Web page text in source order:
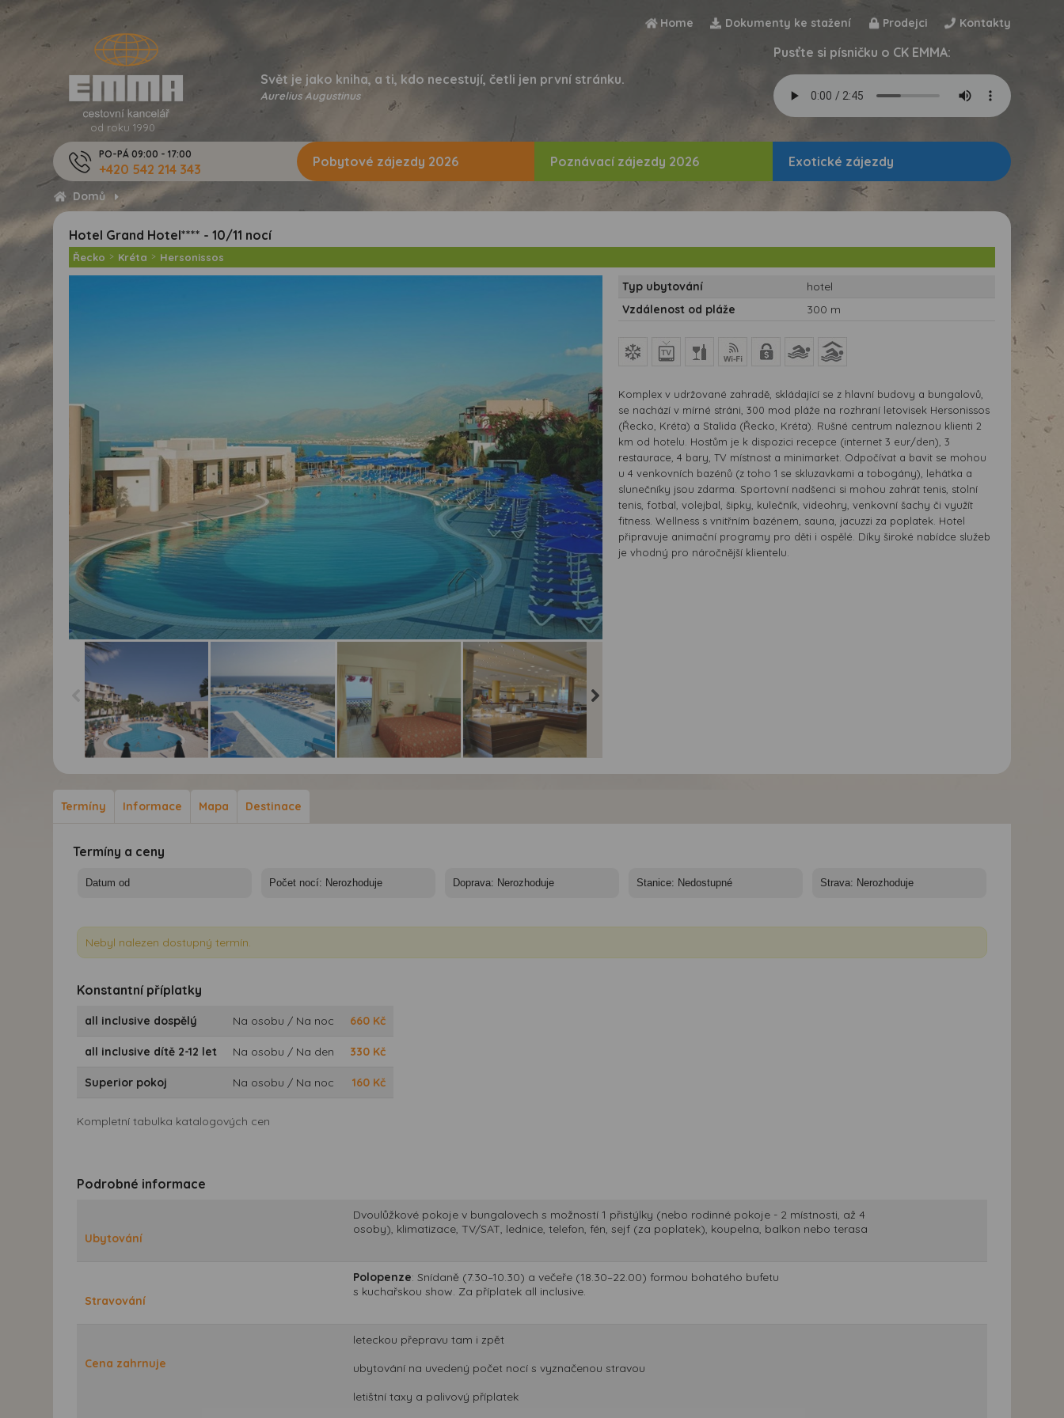
Home Dokumenty ke stažení Prodejci Kontakty
od roku 1990
Svět je jako kniha, a ti, kdo necestují, četli jen první stránku.
Aurelius Augustinus
Pusťte si písničku o CK EMMA:
PO-PÁ 09:00 - 17:00
+420 542 214 343
Domů
Pobytové zájezdy 2026 Poznávací zájezdy 2026 Exotické zájezdy
Hotel Grand Hotel**** - 10/11 nocí
Řecko > Kréta > Hersonissos
Typ ubytování
hotel
Vzdálenost od pláže
300 m
Komplex v udržované zahradě, skládající se z hlavní budovy a bungalovů,
se nachází v mírné stráni, 300 mod pláže na rozhraní letovisek Hersonissos
(Řecko, Kréta) a Stalida (Řecko, Kréta). Rušné centrum naleznou klienti 2
km od hotelu. Hostům je k dispozici recepce (internet 3 eur/den), 3
restaurace, 4 bary, TV místnost a minimarket. Odpočívat a bavit se mohou
u 4 venkovních bazénů (z toho 1 se skluzavkami a tobogány), lehátka a
slunečníky jsou zdarma. Sportovní nadšenci si mohou zahrát tenis, stolní
tenis, fotbal, volejbal, šipky, kulečník, videohry, venkovní šachy či využít
fitness. Wellness s vnitřním bazénem, sauna, jacuzzi za poplatek. Hotel
připravuje animační programy pro děti i ospělé. Díky široké nabídce služeb
je vhodný pro náročnější klientelu.
Termíny Informace Mapa Destinace
Termíny a ceny
Nebyl nalezen dostupný termín.
Konstantní příplatky
all inclusive dospělý Na osobu / Na noc 660 Kč
all inclusive dítě 2-12 let Na osobu / Na den 330 Kč
Superior pokoj Na osobu / Na noc 160 Kč
Kompletní tabulka katalogových cen
Podrobné informace
Ubytování
Dvoulůžkové pokoje v bungalovech s možností 1 přistýlky (nebo rodinné pokoje - 2 místnosti, až 4
osoby), klimatizace, TV/SAT, lednice, telefon, fén, sejf (za poplatek), koupelna, balkon nebo terasa
Stravování
Polopenze: Snídaně (7.30–10.30) a večeře (18.30–22.00) formou bohatého bufetu
s kuchařskou show. Za příplatek all inclusive.
Cena zahrnuje
leteckou přepravu tam i zpět
ubytování na uvedený počet nocí s vyznačenou stravou
letištní taxy a palivový příplatek